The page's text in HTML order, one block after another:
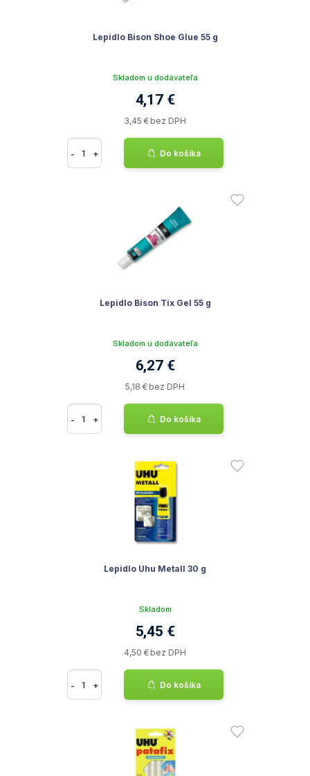
Lepidlo Bison Shoe Glue 55 g
Skladom u dodávateľa
4,17 €
3,45 € bez DPH
- + Do košíka
Lepidlo Bison Tix Gel 55 g
Skladom u dodávateľa
6,27 €
5,18 € bez DPH
- + Do košíka
Lepidlo Uhu Metall 30 g
Skladom
5,45 €
4,50 € bez DPH
- + Do košíka